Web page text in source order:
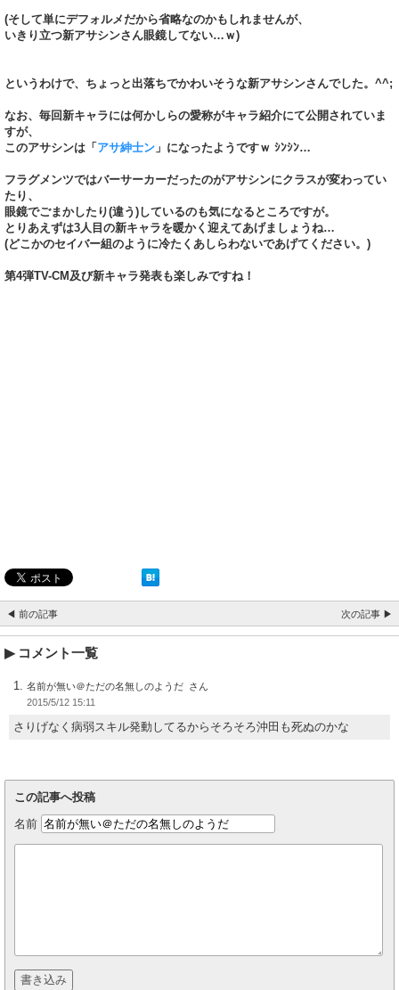
(そして単にデフォルメだから省略なのかもしれませんが、
いきり立つ新アサシンさん眼鏡してない…ｗ)
というわけで、ちょっと出落ちでかわいそうな新アサシンさんでした。^^;
なお、毎回新キャラには何かしらの愛称がキャラ紹介にて公開されていま
すが、
このアサシンは「 アサ紳士ン 」になったようですｗ ｼﾝｼﾝ…
フラグメンツではバーサーカーだったのがアサシンにクラスが変わってい
たり、
眼鏡でごまかしたり(違う)しているのも気になるところですが。
とりあえずは3人目の新キャラを暖かく迎えてあげましょうね…
(どこかのセイバー組のように冷たくあしらわないであげてください。)
第4弾TV-CM及び新キャラ発表も楽しみですね！
◀ 前の記事 次の記事 ▶
コメント一覧
名前が無い＠ただの名無しのようだ
2015/5/12 15:11
さりげなく病弱スキル発動してるからそろそろ沖田も死ぬのかな
この記事へ投稿
名前